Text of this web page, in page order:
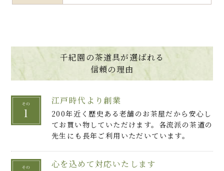
千紀園の茶道具が選ばれる
信頼の理由
江戸時代より創業
200年近く歴史ある老舗のお茶屋だから安心し
てお買い物していただけます。各流派の茶道の
先生にも長年ご利用いただいています。
心を込めて対応いたします